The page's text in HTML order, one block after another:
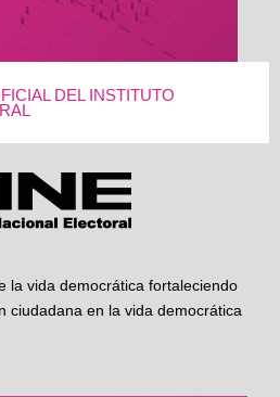
DEL INSTITUTO
la vida democrática fortaleciendo
ciudadana en la vida democrática